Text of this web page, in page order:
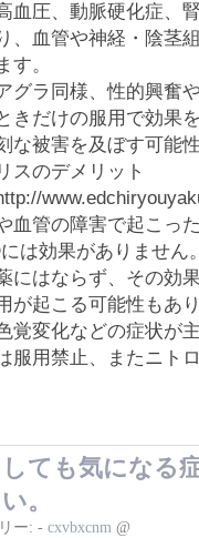
血圧、動脈硬化症、
、血管や神経・陰茎
す。
グラ同様、性的興奮
きだけの服用で効果
な被害を及ぼす可能
スのデメリット
血管の障害で起こっ
は効果がありません
にはならず、その効
が起こる可能性もあ
覚変化などの症状が
服用禁止、またニト
ても気になる
。
ー: - cxvbxcnm @